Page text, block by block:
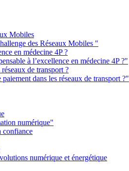
Mobiles
des Réseaux Mobiles "
en médecine 4P ?
à l’excellence en médecine 4P ?"
de transport ?
dans les réseaux de transport ?"
numérique"
confiance
numérique et énergétique